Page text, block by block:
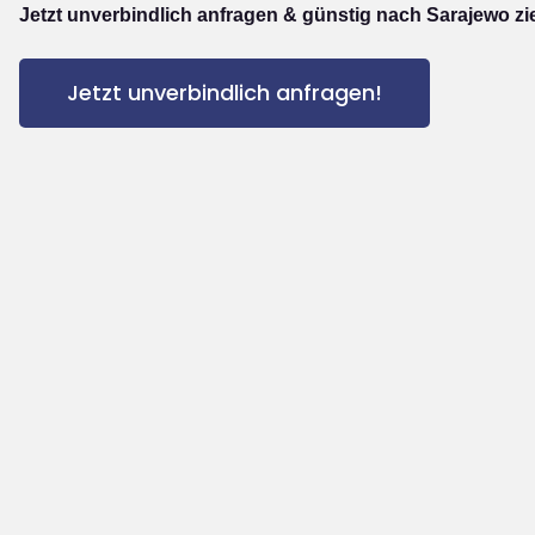
Jetzt unverbindlich anfragen & günstig nach Sarajewo
Jetzt unverbindlich anfragen!